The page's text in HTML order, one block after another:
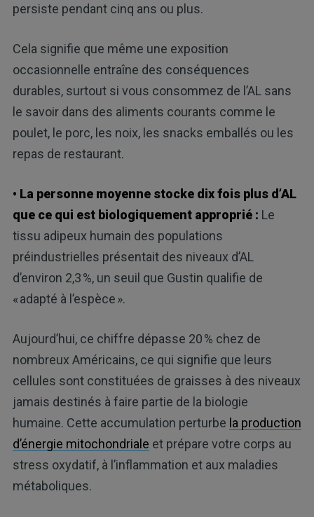
persiste pendant cinq ans ou plus.
Cela signifie que même une exposition
occasionnelle entraîne des conséquences
durables, surtout si vous consommez de l’AL sans
le savoir dans des aliments courants comme le
poulet, le porc, les noix, les snacks emballés ou les
repas de restaurant.
• La personne moyenne stocke dix fois plus d’AL
que ce qui est biologiquement approprié : Le
tissu adipeux humain des populations
préindustrielles présentait des niveaux d’AL
d’environ 2,3 %, un seuil que Gustin qualifie de
« adapté à l’espèce ».
Aujourd’hui, ce chiffre dépasse 20 % chez de
nombreux Américains, ce qui signifie que leurs
cellules sont constituées de graisses à des niveaux
jamais destinés à faire partie de la biologie
humaine. Cette accumulation perturbe la production
d’énergie mitochondriale et prépare votre corps au
stress oxydatif, à l’inflammation et aux maladies
métaboliques.